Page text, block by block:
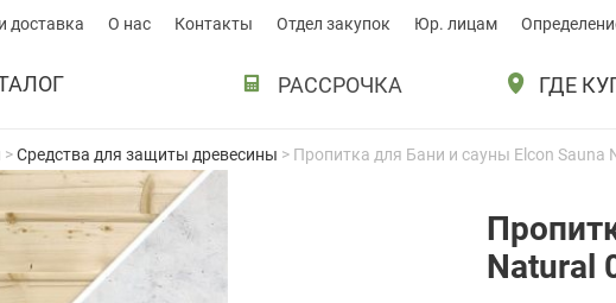
доставка О нас Контакты Отдел закупок Юр. лицам
РАССРОЧКА ГДЕ
>Средства для защиты древесины > Пропитка для Бани и сауны Elcon Sauna
Natural